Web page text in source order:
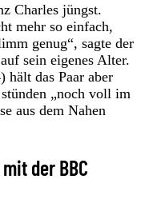
Charles jüngst.
mehr so einfach,
genug“, sagte der
sein eigenes Alter.
hält das Paar aber
„noch voll im
aus dem Nahen
der BBC